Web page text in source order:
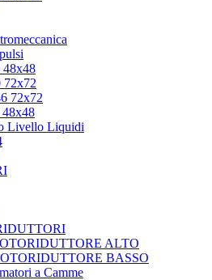
72x72
Livello Liquidi
ALTO
BASSO
a Camme